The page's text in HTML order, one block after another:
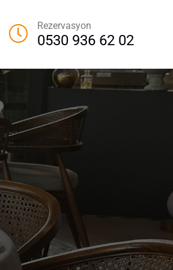
Rezervasyon
0530 936 62 02